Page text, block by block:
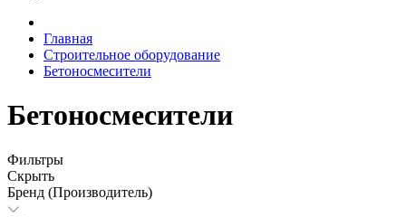
Главная
Строительное оборудование
Бетоносмесители
Бетоносмесители
Фильтры
Скрыть
Бренд (Производитель)